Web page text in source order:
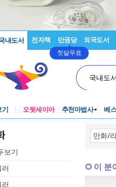
내도서 전자책 만권당
첫달무료
외국도서
국내도
오뒷세이아 추천마법사 베
보기
러
이 분